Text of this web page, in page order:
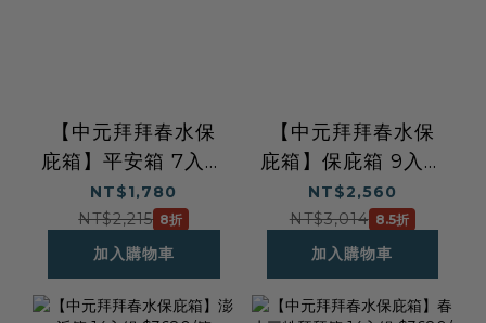
【中元拜拜春水保
庇箱】平安箱 7入組
$1780/箱
NT$1,780
NT$2,215 8折
加入購物車
【中元拜拜春水保
庇箱】保庇箱 9入組
$2560/箱
NT$2,560
NT$3,014 8.5折
加入購物車